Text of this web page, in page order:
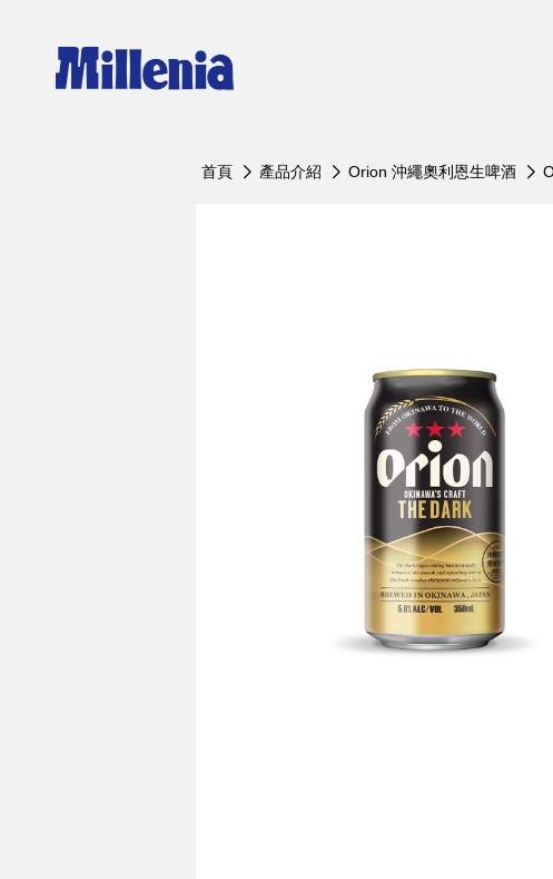
Orion 沖繩奧利恩生啤酒
Orion沖繩奧利恩黑生啤 罐裝350ml
Erdinger 艾
艾丁格小麥
艾丁格小麥
艾丁格小麥
艾丁格小麥
艾丁格小麥
see more
首頁 產品介紹 Orion 沖繩奧利恩生啤酒